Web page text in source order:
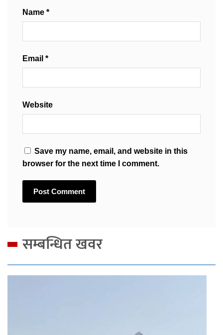
Name *
Email *
Website
Save my name, email, and website in this
browser for the next time I comment.
सम्बन्धित खवर